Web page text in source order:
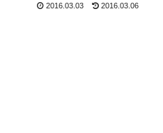
2016.03.03 2016.03.06